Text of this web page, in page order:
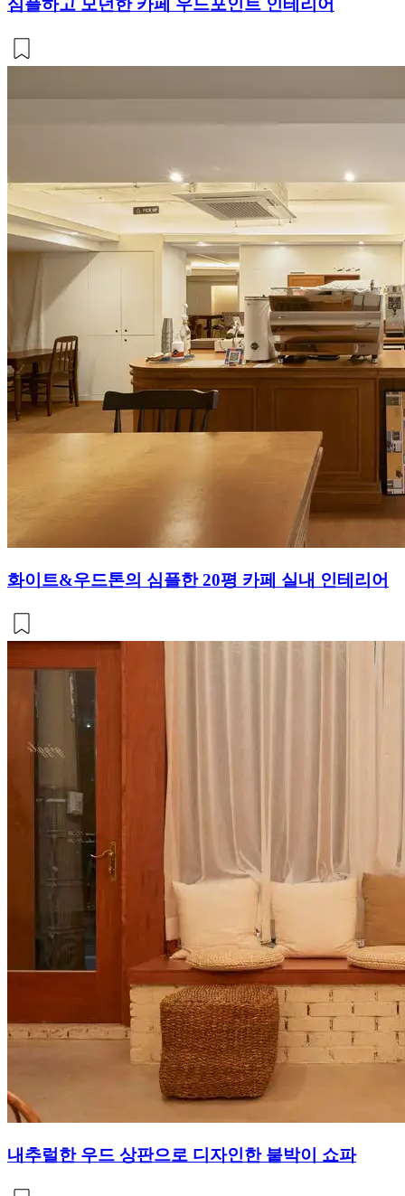
심플하고 모던한 카페 우드포인트 인테리어
화이트&우드톤의 심플한 20평 카페 실내 인테리어
내추럴한 우드 상판으로 디자인한 붙박이 쇼파